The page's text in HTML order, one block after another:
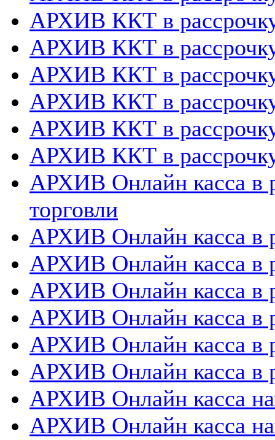
АРХИВ ККТ в
АРХИВ ККТ в
АРХИВ ККТ в
АРХИВ ККТ в
АРХИВ ККТ в
АРХИВ ККТ в
АРХИВ Онлайн касса в
торговли
АРХИВ Онлайн касса в
АРХИВ Онлайн касса в
АРХИВ Онлайн касса в
АРХИВ Онлайн касса в
АРХИВ Онлайн касса в
АРХИВ Онлайн касса в
АРХИВ Онлайн касса
АРХИВ Онлайн касса